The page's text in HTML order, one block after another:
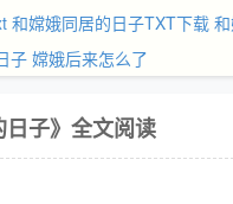
和嫦娥同居的日子TXT下载
子 嫦娥后来怎么了
日子》全文阅读